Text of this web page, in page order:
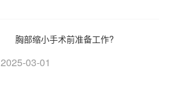
胸部缩小手术前准备工作?
2025-03-01